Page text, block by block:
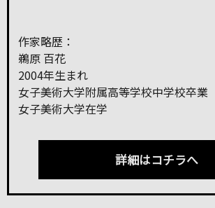
作家略歴：
鵜原 百花
2004年生まれ
女子美術大学附属高等学校中学校卒業
女子美術大学在学
詳細はコチラへ